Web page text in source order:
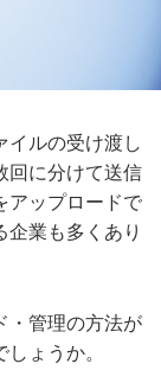
イルの受け渡し
回に分けて送信
アップロードで
企業も多くあり
・管理の方法が
ょうか。